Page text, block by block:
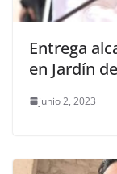
Entrega
en Jardín
junio 2, 2023